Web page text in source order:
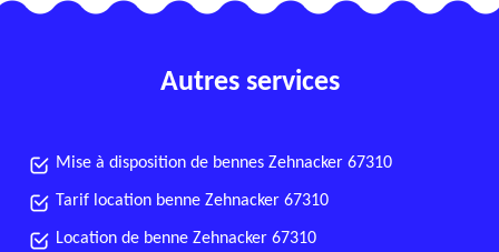
Autres services
Mise à disposition de bennes Zehnacker 67310
Tarif location benne Zehnacker 67310
Location de benne Zehnacker 67310